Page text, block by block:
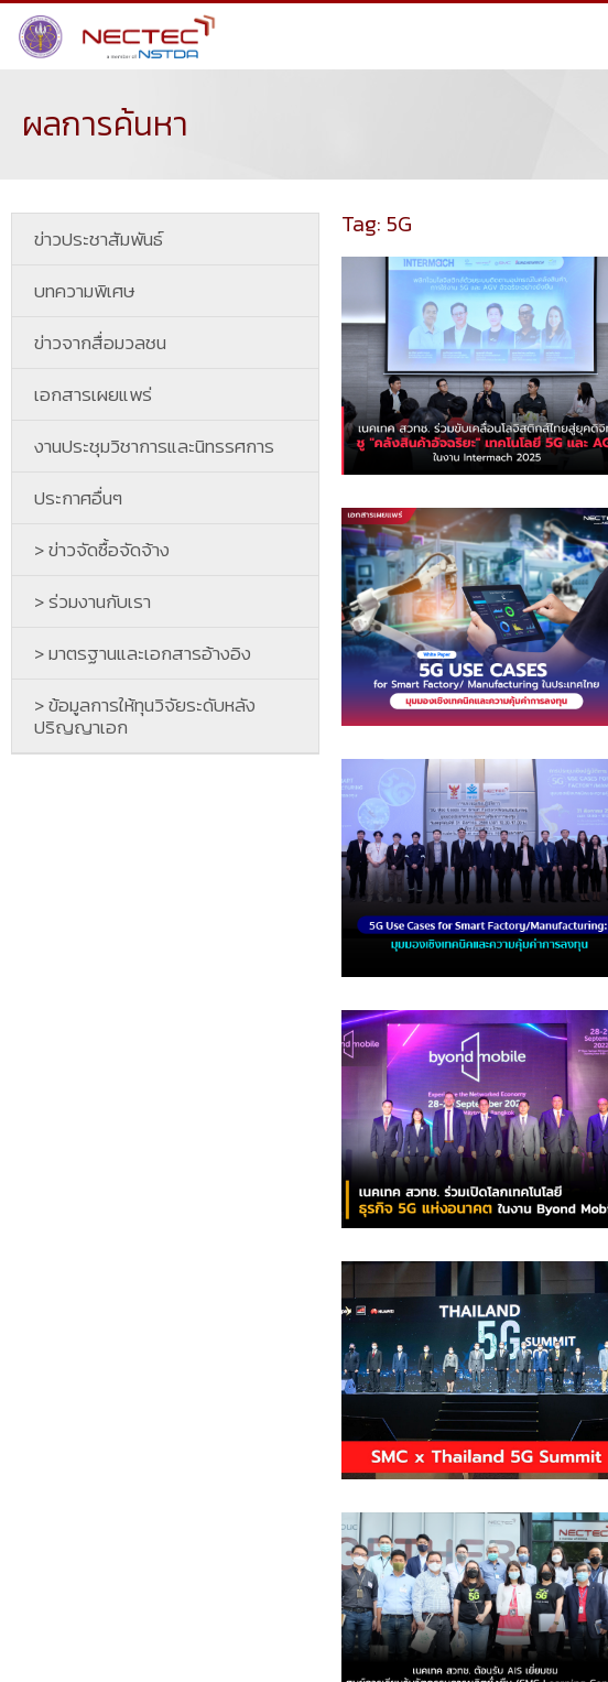
ผลการค้นหา
ข่าวประชาสัมพันธ์
บทความพิเศษ
ข่าวจากสื่อมวลชน
เอกสารเผยแพร่
งานประชุมวิชาการและนิทรรศการ
ประกาศอื่นๆ
> ข่าวจัดซื้อจัดจ้าง
> ร่วมงานกับเรา
> มาตรฐานและเอกสารอ้างอิง
> ข้อมูลการให้ทุนวิจัยระดับหลัง
ปริญญาเอก
Tag: 5G